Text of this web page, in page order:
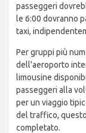
passeggeri
le 6:00 dovranno
taxi,
Per gruppi più
dell'aeroporto
limousine
passeggeri alla
per un viaggio
del traffico,
completato.